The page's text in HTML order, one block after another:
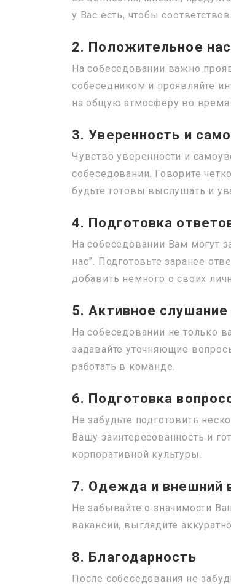
у Вас есть, чтобы
2. Положительное
На собеседовании важно
собеседником и проявляйте
на общую атмосферу во время
3. Уверенность и
Чувство уверенности и
собеседовании. Говорите
будьте готовы выслушать и
4. Подготовка
На собеседовании Вам могут
нас”. Подготовьте заранее
добавить немного о своих
5. Активное слушание
На собеседовании не только
задавайте уточняющие
работать в команде.
6. Подготовка
Не забудьте подготовить
Вашу заинтересованность и
корпоративной культуры.
7. Одежда и внешний
Не забывайте о значимости
вакансии, выглядите
8. Благодарность
После собеседования не